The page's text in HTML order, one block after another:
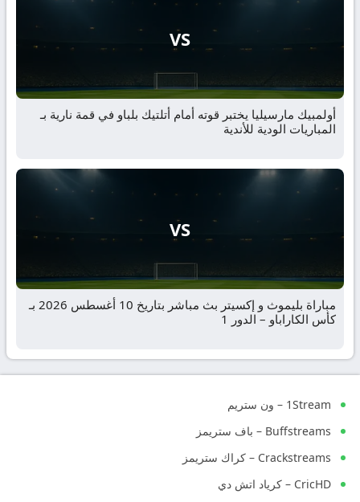
VS
أولمبيك مارسيليا يختبر قوته أمام أتلتيك بلباو في قمة نارية بـ
المباريات الودية للأندية
VS
مباراة بليموث و إكسيتر بث مباشر بتاريخ 10 أغسطس 2026 بـ
كأس الكاراباو – الدور 1
1Stream – ون ستريم
Buffstreams – باف ستريمز
Crackstreams – كراك ستريمز
CricHD – كرياد اتش دي